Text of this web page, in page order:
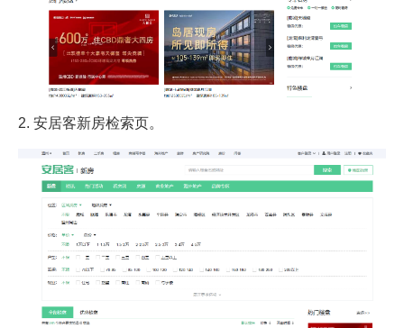
2. 安居客新房检索页。